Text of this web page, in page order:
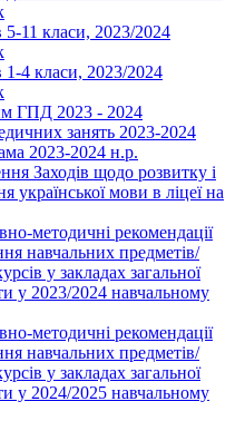
5-11 класи, 2023/2024
1-4 класи, 2023/2024
ГПД 2023 - 2024
занять 2023-2024
2023-2024 н.р.
Заходів щодо розвитку і
української мови в ліцеї на
методичні рекомендації
навчальних предметів/
у закладах загальної
у 2023/2024 навчальному
методичні рекомендації
навчальних предметів/
у закладах загальної
у 2024/2025 навчальному